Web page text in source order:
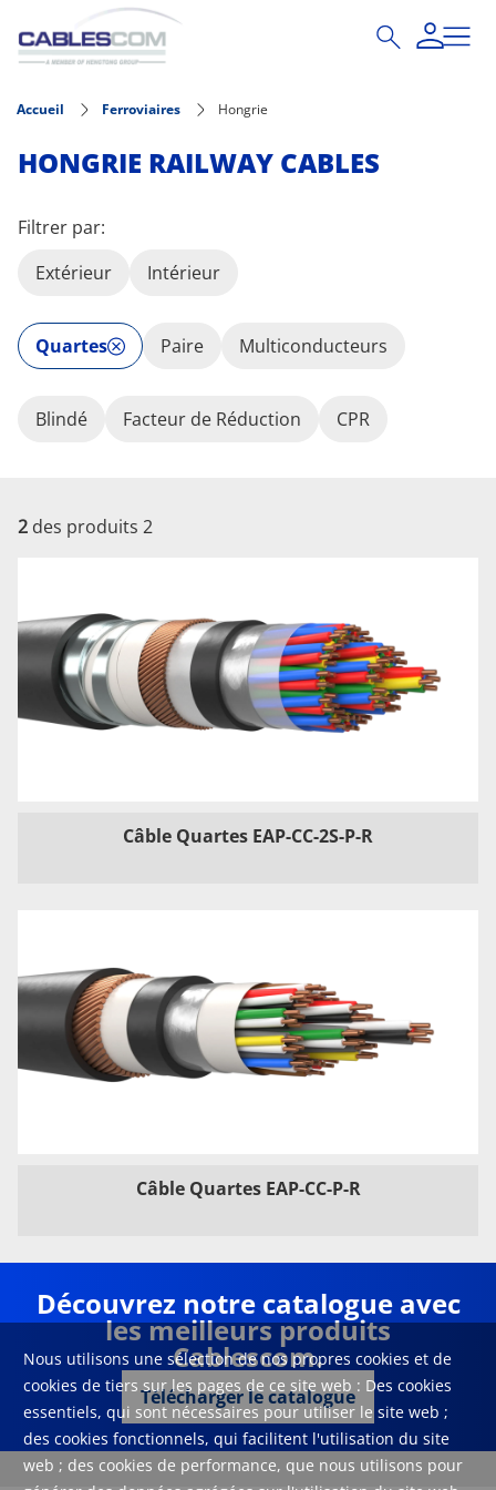
Aller au contenu principal
Nous utilisons une sélection de nos propres cookies et de
cookies de tiers sur les pages de ce site web : Des cookies
essentiels, qui sont nécessaires pour utiliser le site web ;
des cookies fonctionnels, qui facilitent l'utilisation du site
web ; des cookies de performance, que nous utilisons pour
Accueil Ferroviaires Hongrie
HONGRIE RAILWAY CABLES
Filtrer par:
Extérieur
Intérieur
Quartes Paire Multiconducteurs
Blindé Facteur de Réduction CPR
2 des produits 2
Câble Quartes EAP-CC-2S-P-R
Câble Quartes EAP-CC-P-R
Découvrez notre catalogue avec
les meilleurs produits
Cablescom.
Télécharger le catalogue